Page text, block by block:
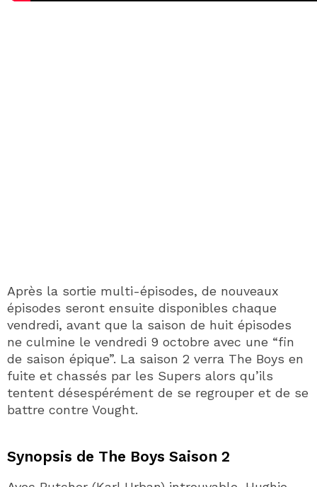
Après la sortie multi-épisodes, de nouveaux
épisodes seront ensuite disponibles chaque
vendredi, avant que la saison de huit épisodes
ne culmine le vendredi 9 octobre avec une “fin
de saison épique”. La saison 2 verra The Boys en
fuite et chassés par les Supers alors qu’ils
tentent désespérément de se regrouper et de se
battre contre Vought.
Synopsis de The Boys Saison 2